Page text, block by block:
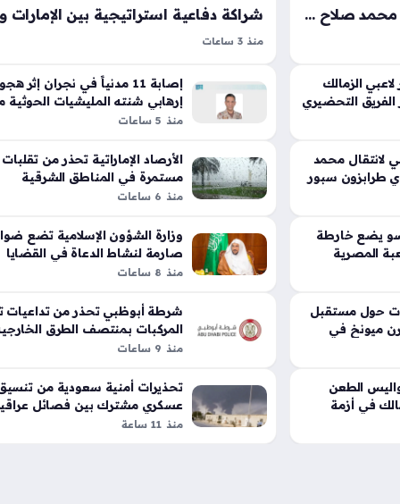
طرابزون سبور يحتفي بانتقال محمد صلاح بلمسة إبداعية من مسلسل هذا البحر يفيض
حيث تفاعل
هذا الخبر
الزمالك
التحضيري
لانتقال محمد
طرابزون سبور
يضع خارطة
المصرية
حول مستقبل
ميونخ في
الطعن
في أزمة
منذ 3 ساعات
تمثل خطوة محورية نحو تعزيز القدرات التقنية
الدفاعية في دولة الإمارات عبر دمج تقنيات المهام
المتقدمة مع شبكات اتصالات الأقمار الصناعية
إصابة 11 مدنياً في نجران إثر
إرهابي شنته المليشيات الحوثية
منذ 5 ساعات
الأرصاد الإماراتية تحذر من
مستمرة في المناطق الشرقية
والجنوبية 4 أيام
منذ 6 ساعات
وزارة الشؤون الإسلامية تضع
صارمة لنشاط الدعاة في القضايا
الدولية الخارجية
منذ 8 ساعات
شرطة أبوظبي تحذر من تداعيات
المركبات بمنتصف الطرق
والداخلية
منذ 9 ساعات
تحذيرات أمنية سعودية من
عسكري مشترك بين فصائل
وجماعة الحوثي
منذ 11 ساعة